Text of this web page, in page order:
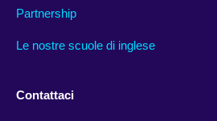
Partnership
Le nostre scuole di inglese
Contattaci